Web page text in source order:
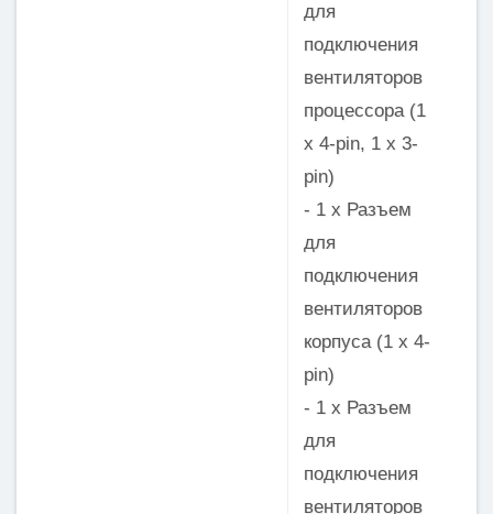
для
подключения
вентиляторов
процессора (1
x 4-pin, 1 x 3-
pin)
- 1 x Разъем
для
подключения
вентиляторов
корпуса (1 x 4-
pin)
- 1 x Разъем
для
подключения
вентиляторов